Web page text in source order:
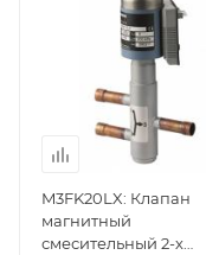
M3FK20LX: Клапан
магнитный
смесительный 2-х